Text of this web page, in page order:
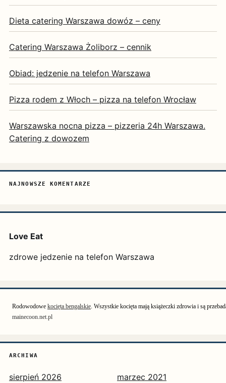
Dieta catering Warszawa dowóz – ceny
Catering Warszawa Żoliborz – cennik
Obiad: jedzenie na telefon Warszawa
Pizza rodem z Włoch – pizza na telefon Wrocław
Warszawska nocna pizza – pizzeria 24h Warszawa.
Catering z dowozem
NAJNOWSZE KOMENTARZE
Love Eat
zdrowe jedzenie na telefon Warszawa
Rodowodowe kocięta bengalskie . Wszystkie kocięta mają książeczki zdrowia i są
mainecoon.net.pl
ARCHIWA
sierpień 2026 marzec 2021